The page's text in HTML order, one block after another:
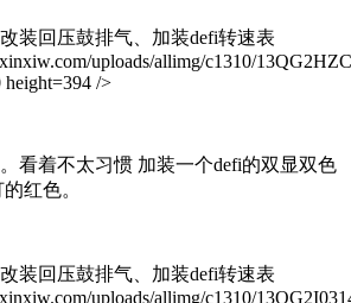
改装回压鼓排气、加装defi转速表
uploads/allimg/c1310/
/>
着不太习惯 加装一个defi的双显双色
红色。
改装回压鼓排气、加装defi转速表
uploads/allimg/c1310/